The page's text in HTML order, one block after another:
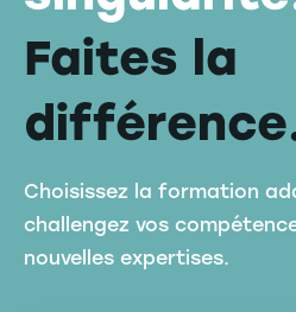
Faites la
Choisissez la formation
challengez vos
nouvelles expertises.